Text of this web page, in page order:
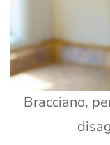
Bracciano,